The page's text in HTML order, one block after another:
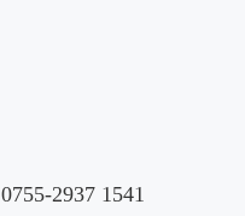
0755-2937 1541